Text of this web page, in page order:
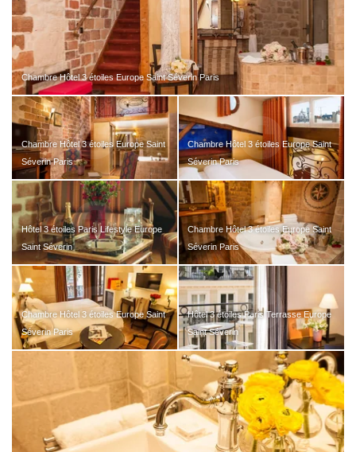
Chambre Hôtel 3 étoiles Europe Saint Séverin Paris
Chambre Hôtel 3 étoiles Europe Saint
Séverin Paris
Chambre Hôtel 3 étoiles Europe Saint
Séverin Paris
Hôtel 3 étoiles Paris Lifestyle Europe
Saint Séverin
Chambre Hôtel 3 étoiles Europe Saint
Séverin Paris
Chambre Hôtel 3 étoiles Europe Saint
Séverin Paris
Hôtel 3 étoiles Paris Terrasse Europe
Saint Séverin